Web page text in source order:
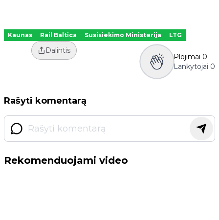
Kaunas Rail Baltica Susisiekimo Ministerija LTG
Dalintis
Plojimai 0
Lankytojai 0
Rašyti komentarą
Rekomenduojami video